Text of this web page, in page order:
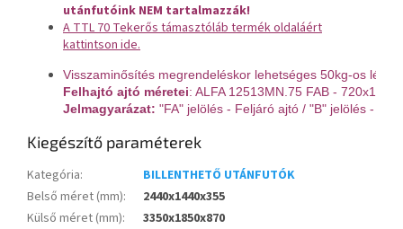
utánfutóink NEM tartalmazzák!
A TTL 70 Tekerős támasztóláb termék oldaláért
kattintson ide.
Felhajtó ajtó méretei
Jelmagyarázat: "FA" jelölés - Feljáró ajtó / "B" jelölés -
Kiegészítő paraméterek
Kategória:
BILLENTHETŐ UTÁNFUTÓK
Belső méret (mm):
2440x1440x355
Külső méret (mm):
3350x1850x870